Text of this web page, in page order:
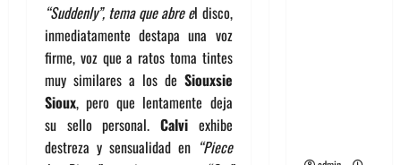
“Suddenly”, tema que abre el disco,
inmediatamente destapa una voz
firme, voz que a ratos toma tintes
muy similares a los de Siouxsie
Sioux, pero que lentamente deja
su sello personal. Calvi exhibe
destreza y sensualidad en “Piece